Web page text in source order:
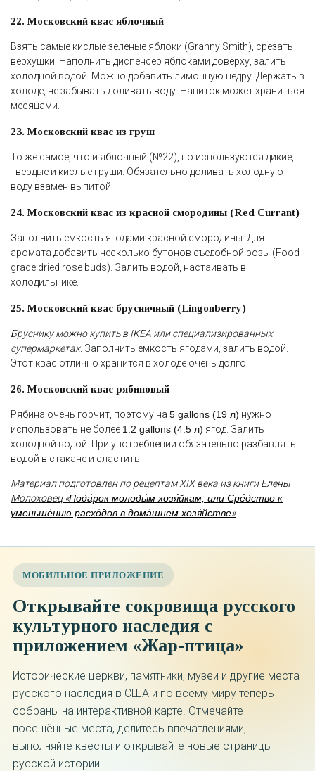
22. Московский квас яблочный
Взять самые кислые зеленые яблоки (Granny Smith), срезать
верхушки. Наполнить диспенсер яблоками доверху, залить
холодной водой. Можно добавить лимонную цедру. Держать в
холоде, не забывать доливать воду. Напиток может храниться
месяцами.
23. Московский квас из груш
То же самое, что и яблочный (№22), но используются дикие,
твердые и кислые груши. Обязательно доливать холодную
воду взамен выпитой.
24. Московский квас из красной смородины (Red Currant)
Заполнить емкость ягодами красной смородины. Для
аромата добавить несколько бутонов съедобной розы (Food-
grade dried rose buds). Залить водой, настаивать в
холодильнике.
25. Московский квас брусничный (Lingonberry)
Бруснику можно купить в IKEA или специализированных
супермаркетах. Заполнить емкость ягодами, залить водой.
Этот квас отлично хранится в холоде очень долго.
26. Московский квас рябиновый
Рябина очень горчит, поэтому на 5 gallons (19 л) нужно
использовать не более 1.2 gallons (4.5 л) ягод. Залить
холодной водой. При употреблении обязательно разбавлять
водой в стакане и сластить.
Материал подготовлен по рецептам XIX века из книгиЕлены
Молоховец «Пода́рок молоды́м хозя́йкам, или Сре́дство к
уменьше́нию расхо́дов в дома́шнем хозя́йстве»
МОБИЛЬНОЕ ПРИЛОЖЕНИЕ
Открывайте сокровища русского
культурного наследия с
приложением «Жар-птица»
Исторические церкви, памятники, музеи и другие места
русского наследия в США и по всему миру теперь
собраны на интерактивной карте. Отмечайте
посещённые места, делитесь впечатлениями,
выполняйте квесты и открывайте новые страницы
русской истории.